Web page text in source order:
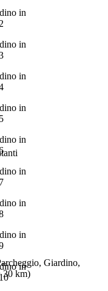
Giardino,
30 km)